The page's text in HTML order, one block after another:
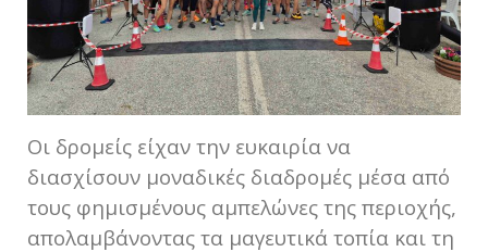
Οι δρομείς είχαν την ευκαιρία να
διασχίσουν μοναδικές διαδρομές μέσα από
τους φημισμένους αμπελώνες της περιοχής,
απολαμβάνοντας τα μαγευτικά τοπία και τη